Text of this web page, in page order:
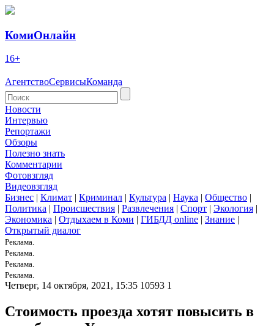
КомиОнлайн
16+
АгентствоСервисыКоманда
Новости
Интервью
Репортажи
Обзоры
Полезно знать
Комментарии
Фотовзгляд
Видеовзгляд
Бизнес | Климат | Криминал | Культура | Наука | Общество |
Политика | Происшествия | Развлечения | Спорт | Экология |
Экономика | Отдыхаем в Коми | ГИБДД online | Знание |
Открытый диалог
Реклама.
Реклама.
Реклама.
Реклама.
Четверг, 14 октября, 2021, 15:35 10593 1
Стоимость проезда хотят повысить в